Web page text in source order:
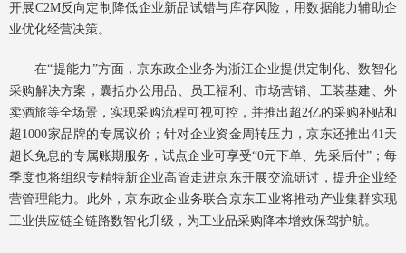
开展C2M反向定制降低企业新品试错与库存风险，用数据能力辅助企
业优化经营决策。
在“提能力”方面，京东政企业务为浙江企业提供定制化、数智化
采购解决方案，囊括办公用品、员工福利、市场营销、工装基建、外
卖酒旅等全场景，实现采购流程可视可控，并推出超2亿的采购补贴和
超1000家品牌的专属议价；针对企业资金周转压力，京东还推出41天
超长免息的专属账期服务，试点企业可享受“0元下单、先采后付”；每
季度也将组织专精特新企业高管走进京东开展交流研讨，提升企业经
营管理能力。此外，京东政企业务联合京东工业将推动产业集群实现
工业供应链全链路数智化升级，为工业品采购降本增效保驾护航。